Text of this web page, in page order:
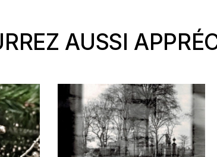
AUSSI